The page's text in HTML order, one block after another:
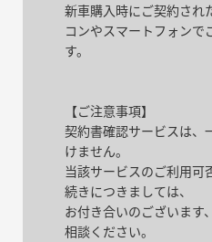
新車購入時にご契約され
コンやスマートフォンで
す。
【ご注意事項】
契約書確認サービスは、
けません。
当該サービスのご利用可
続きにつきましては、
お付き合いのございます
相談ください。